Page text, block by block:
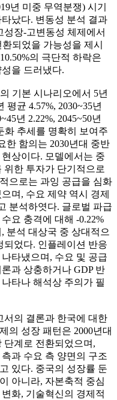
년 미중 무역분쟁) 시기
났다. 변동성 분석 결과
성장-고변동성 체제에서
되었을 가능성을 제시
의 극단적 하락은
을 드러냈다.
기본 시나리오에서 5년
평균 4.57%, 2030~35년
년 2.22%, 2045~50년
화 추세를 명확히 보여주
한 함의는 2030년대 중반
상이다. 모델에서는 중
위한 투자가 단기적으로
으로는 과잉 공급을 심화
며, 수요 제약 역시 경제
분석하엿다. 글로벌 파급
요 충격에 대해 -0.22%
분석 대상국 중 상대적으
되었다. 인플레이션 반응
타냈으며, 수요 및 공급
과 상충하거나 GDP 반
타나 해석상 주의가 필
서의 결론과 한국에 대한
의 성장 패턴은 2000년대
단계로 전환되었으며,
과 수요 측 양면의 구조
있다. 중국의 성장률 둔
아니라, 자본축적 중심
화, 기술혁신의 경제적